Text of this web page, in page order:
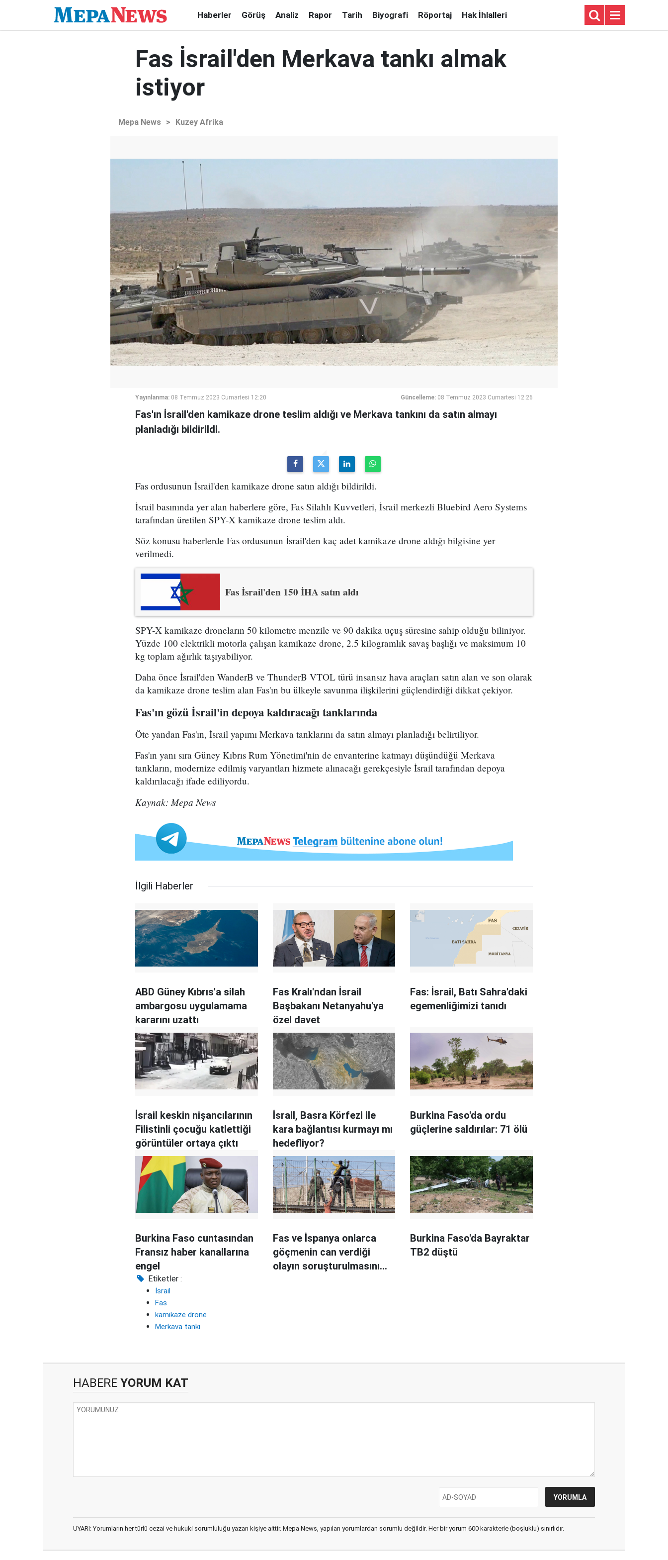
Haberler Görüş Analiz Rapor Tarih Biyografi Röportaj Hak İhlalleri
Fas İsrail'den Merkava tankı almak
istiyor
Mepa News > Kuzey Afrika
Yayınlanma: 08 Temmuz 2023 Cumartesi 12:20 Güncelleme: 08 Temmuz 2023 Cumartesi 12:26
Fas'ın İsrail'den kamikaze drone teslim aldığı ve Merkava tankını da satın almayı
planladığı bildirildi.
Fas ordusunun İsrail'den kamikaze drone satın aldığı bildirildi.
İsrail basınında yer alan haberlere göre, Fas Silahlı Kuvvetleri, İsrail merkezli Bluebird Aero Systems
tarafından üretilen SPY-X kamikaze drone teslim aldı.
Söz konusu haberlerde Fas ordusunun İsrail'den kaç adet kamikaze drone aldığı bilgisine yer
verilmedi.
Fas İsrail'den 150 İHA satın aldı
SPY-X kamikaze droneların 50 kilometre menzile ve 90 dakika uçuş süresine sahip olduğu biliniyor.
Yüzde 100 elektrikli motorla çalışan kamikaze drone, 2.5 kilogramlık savaş başlığı ve maksimum 10
kg toplam ağırlık taşıyabiliyor.
Daha önce İsrail'den WanderB ve ThunderB VTOL türü insansız hava araçları satın alan ve son olarak
da kamikaze drone teslim alan Fas'ın bu ülkeyle savunma ilişkilerini güçlendirdiği dikkat çekiyor.
Fas'ın gözü İsrail'in depoya kaldıracağı tanklarında
Öte yandan Fas'ın, İsrail yapımı Merkava tanklarını da satın almayı planladığı belirtiliyor.
Fas'ın yanı sıra Güney Kıbrıs Rum Yönetimi'nin de envanterine katmayı düşündüğü Merkava
tankların, modernize edilmiş varyantları hizmete alınacağı gerekçesiyle İsrail tarafından depoya
kaldırılacağı ifade ediliyordu.
Kaynak: Mepa News
İlgili Haberler
ABD Güney Kıbrıs'a silah
ambargosu uygulamama
kararını uzattı
Fas Kralı'ndan İsrail
Başbakanı Netanyahu'ya
özel davet
Fas: İsrail, Batı Sahra'daki
egemenliğimizi tanıdı
İsrail keskin nişancılarının
Filistinli çocuğu katlettiği
görüntüler ortaya çıktı
İsrail, Basra Körfezi ile
kara bağlantısı kurmayı mı
hedefliyor?
Burkina Faso'da ordu
güçlerine saldırılar: 71 ölü
Burkina Faso cuntasından
Fransız haber kanallarına
engel
Fas ve İspanya onlarca
göçmenin can verdiği
olayın soruşturulmasını
Burkina Faso'da Bayraktar
TB2 düştü
Etiketler :
İsrail
Fas
kamikaze drone
Merkava tankı
HABERE YORUM KAT
UYARI: Yorumların her türlü cezai ve hukuki sorumluluğu yazan kişiye aittir. Mepa News, yapılan yorumlardan sorumlu değildir. Her bir yorum 600 karakterle (boşluklu) sınırlıdır.